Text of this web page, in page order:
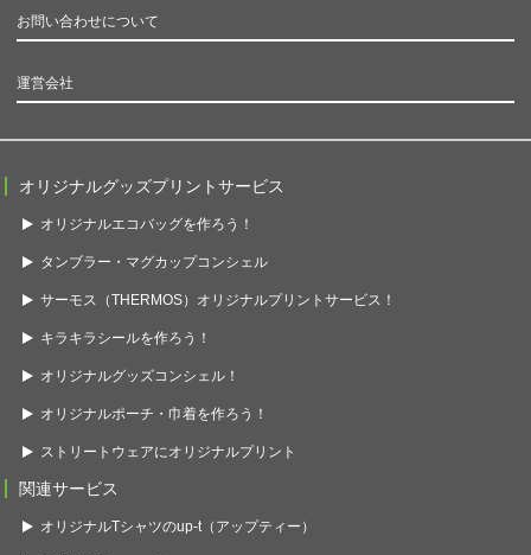
お問い合わせについて
運営会社
オリジナルグッズプリントサービス
オリジナルエコバッグを作ろう！
タンブラー・マグカップコンシェル
サーモス（THERMOS）オリジナルプリントサービス！
キラキラシールを作ろう！
オリジナルグッズコンシェル！
オリジナルポーチ・巾着を作ろう！
ストリートウェアにオリジナルプリント
関連サービス
オリジナルTシャツのup-t（アップティー）